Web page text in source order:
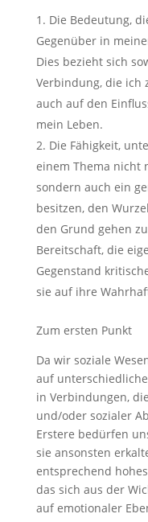
Die Bedeutung,
Gegenüber in
Dies bezieht sich
Verbindung, die ich
auch auf den
mein Leben.
Die Fähigkeit,
einem Thema nicht
sondern auch ein
besitzen, den
den Grund gehen
Bereitschaft, die
Gegenstand
sie auf ihre
Zum ersten Punkt
Da wir soziale
auf
in Verbindungen,
und/oder sozialer
Erstere bedürfen
sie ansonsten
entsprechend
das sich aus der
auf emotionaler